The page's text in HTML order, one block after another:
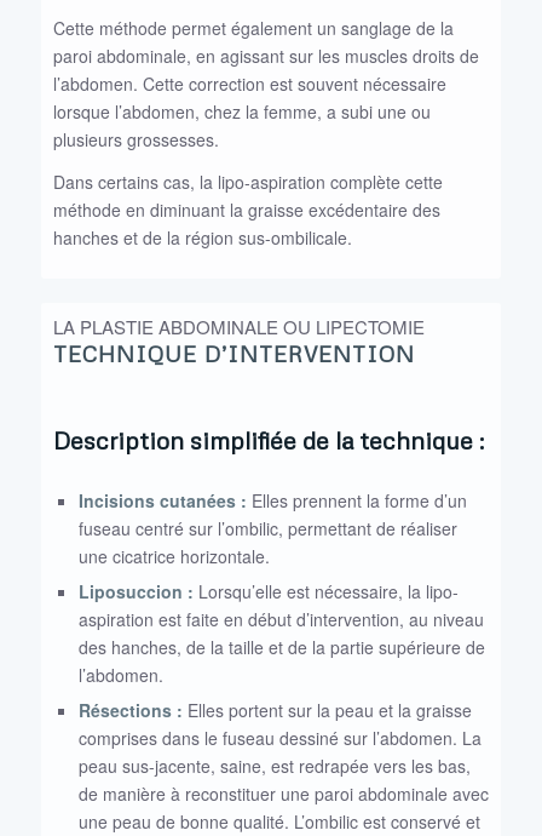
Cette méthode permet également un sanglage de la
paroi abdominale, en agissant sur les muscles droits de
l’abdomen. Cette correction est souvent nécessaire
lorsque l’abdomen, chez la femme, a subi une ou
plusieurs grossesses.
Dans certains cas, la lipo-aspiration complète cette
méthode en diminuant la graisse excédentaire des
hanches et de la région sus-ombilicale.
LA PLASTIE ABDOMINALE OU LIPECTOMIE
TECHNIQUE D’INTERVENTION
Description simplifiée de la technique :
Incisions cutanées : Elles prennent la forme d’un
fuseau centré sur l’ombilic, permettant de réaliser
une cicatrice horizontale.
Liposuccion : Lorsqu’elle est nécessaire, la lipo-
aspiration est faite en début d’intervention, au niveau
des hanches, de la taille et de la partie supérieure de
l’abdomen.
Résections : Elles portent sur la peau et la graisse
comprises dans le fuseau dessiné sur l’abdomen. La
peau sus-jacente, saine, est redrapée vers les bas,
de manière à reconstituer une paroi abdominale avec
une peau de bonne qualité. L’ombilic est conservé et